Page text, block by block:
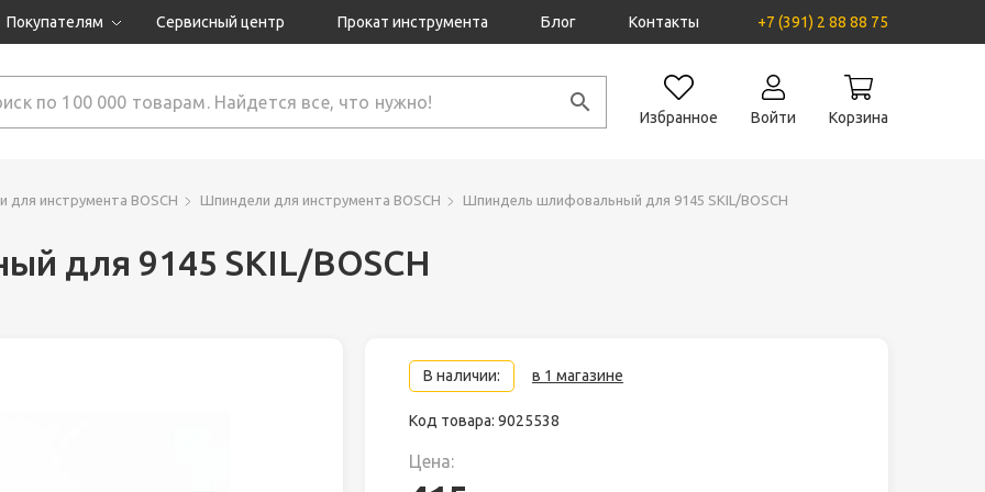
Покупателям
Как оформить заказ?
Сервисный центр Прокат инструмента Блог Контакты +7 (391) 2 88 88 75
Избранное Войти Корзина
для инструмента BOSCH Шпиндели для инструмента BOSCH Шпиндель шлифовальный для 9145 SKIL/BOSCH
для 9145 SKIL/BOSCH
В наличии: в 1 магазине
Код товара: 9025538
Цена: